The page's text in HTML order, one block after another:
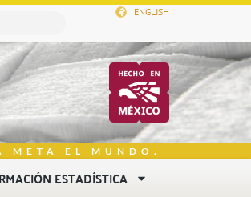
ENGLISH
META EL MUNDO.
ESTADÍSTICA